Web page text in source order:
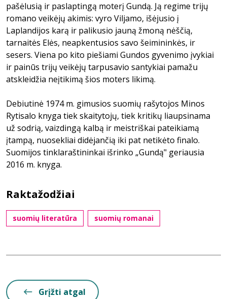
pašėlusią ir paslaptingą moterį Gundą. Ją regime trijų
romano veikėjų akimis: vyro Viljamo, išėjusio į
Laplandijos karą ir palikusio jauną žmoną nėščią,
tarnaitės Elės, neapkentusios savo šeimininkės, ir
sesers. Viena po kito piešiami Gundos gyvenimo įvykiai
ir painūs trijų veikėjų tarpusavio santykiai pamažu
atskleidžia neįtikimą šios moters likimą.
Debiutinė 1974 m. gimusios suomių rašytojos Minos
Rytisalo knyga tiek skaitytojų, tiek kritikų liaupsinama
už sodrią, vaizdingą kalbą ir meistriškai pateikiamą
įtampą, nuosekliai didėjančią iki pat netikėto finalo.
Suomijos tinklaraštininkai išrinko „Gundą" geriausia
2016 m. knyga.
Raktažodžiai
suomių literatūra suomių romanai
Grįžti atgal